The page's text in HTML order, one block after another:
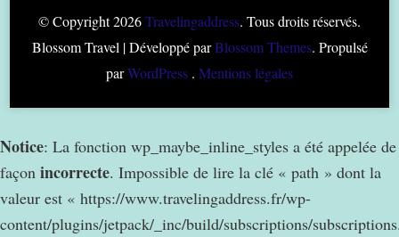
© Copyright 2026Travelingaddress. Tous droits réservés.
Blossom Travel | Développé parBlossom Themes. Propulsé
parWordPress . Mentions légales
Notice: La fonction wp_maybe_inline_styles a été appelée de
façon incorrecte. Impossible de lire la clé « path » dont la
valeur est « https://www.travelingaddress.fr/wp-
content/plugins/jetpack/_inc/build/subscriptions/